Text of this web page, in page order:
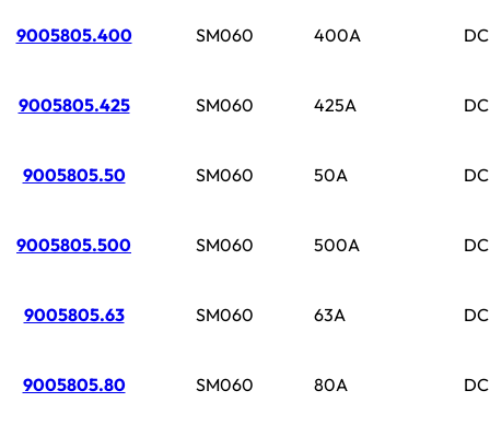
9005805.400 SM060 400A
9005805.425 SM060 425A
9005805.50 SM060 50A
9005805.500 SM060 500A
9005805.63 SM060 63A
9005805.80 SM060 80A